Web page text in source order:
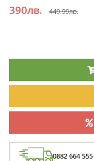
390лв. 449.99лв.
0882 664 555